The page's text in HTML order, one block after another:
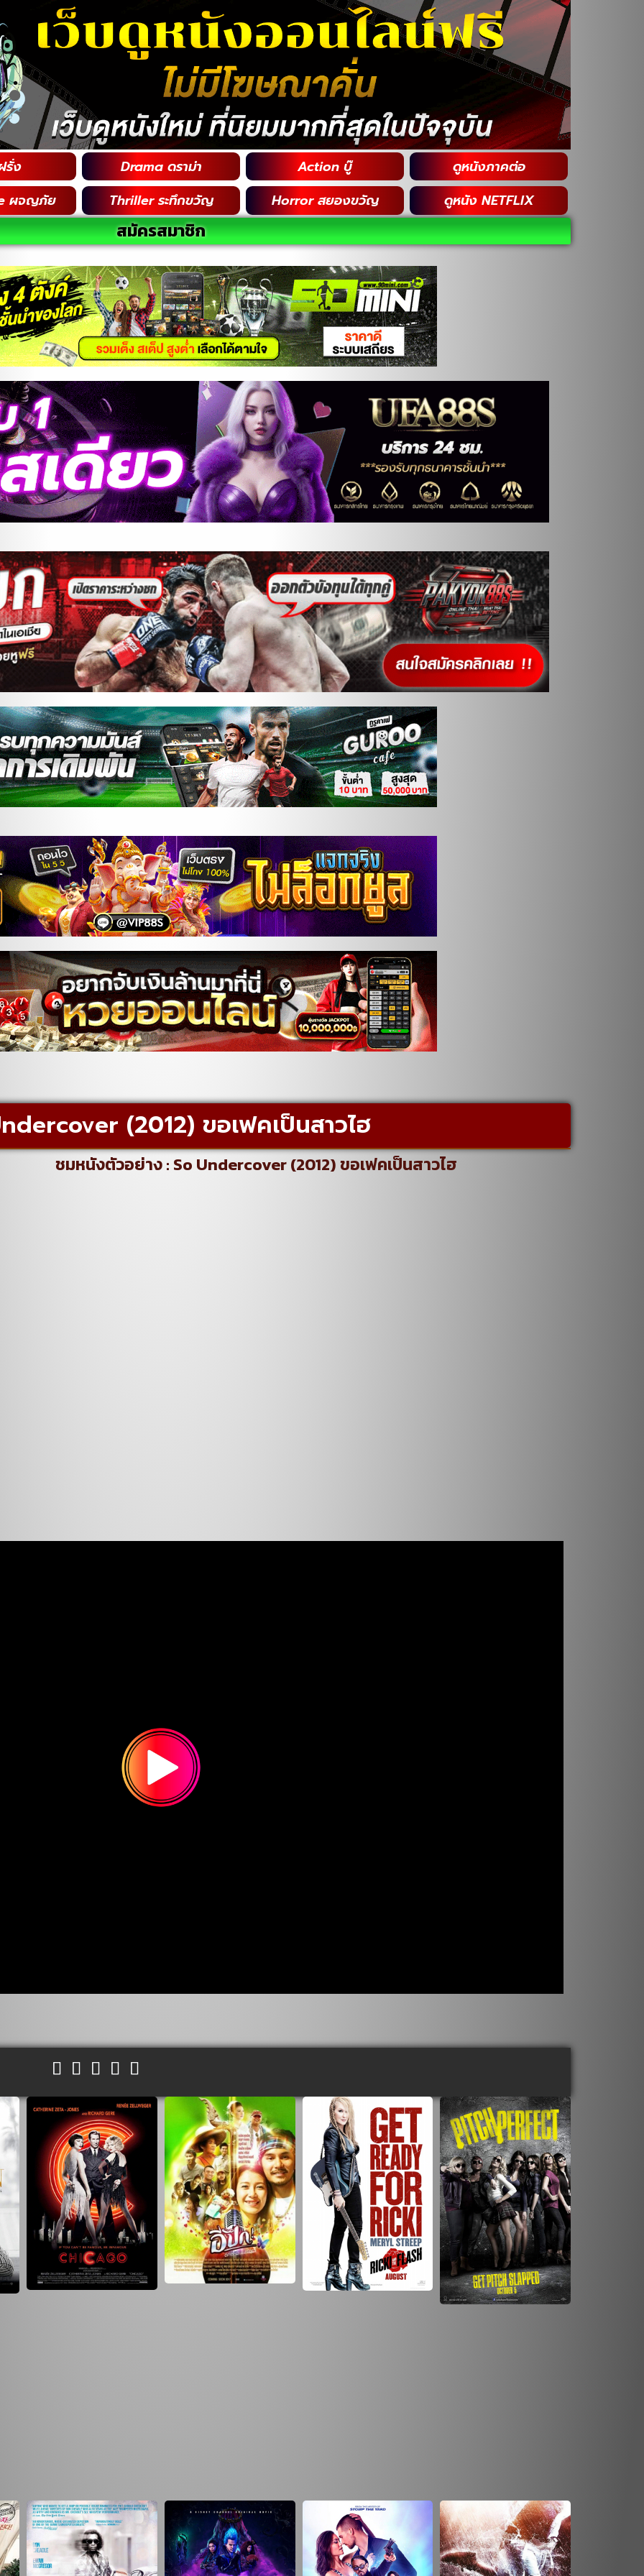
รั่ง Drama ดราม่า Action บู๊
ดูหนังภาคต่อ
ผจญภัย
Thriller ระทึกขวัญ Horror สยองขวัญ ดูหนัง NETFLIX
สมัครสมาชิก
(2012) ขอเฟคเป็นสาวไฮ
ชมหนังตัวอย่าง : So Undercover (2012) ขอเฟคเป็นสาวไฮ
    